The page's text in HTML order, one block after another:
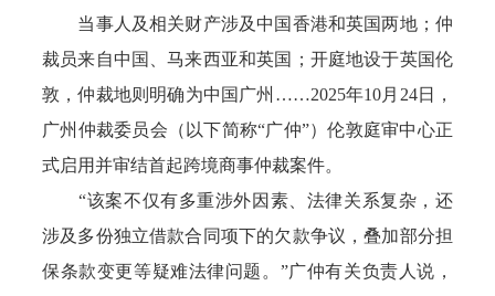
当事人及相关财产涉及中国香港和英国两地；仲
裁员来自中国、马来西亚和英国；开庭地设于英国伦
敦，仲裁地则明确为中国广州……2025年10月24日，
广州仲裁委员会（以下简称“广仲”）伦敦庭审中心正
式启用并审结首起跨境商事仲裁案件。
“该案不仅有多重涉外因素、法律关系复杂，还
涉及多份独立借款合同项下的欠款争议，叠加部分担
保条款变更等疑难法律问题。”广仲有关负责人说，